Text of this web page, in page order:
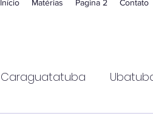
Início Matérias Pagina 2 Contato
Caraguatatuba